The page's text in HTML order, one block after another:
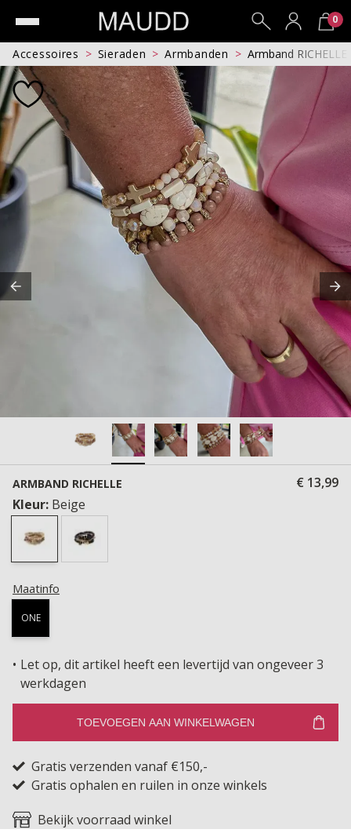
0
Accessoires Sieraden Armbanden Armband RICHELLE
ARMBAND RICHELLE
€ 13,99
Kleur: Beige
Maatinfo
ONE
Let op, dit artikel heeft een levertijd van ongeveer 3
werkdagen
TOEVOEGEN AAN WINKELWAGEN
Gratis verzenden vanaf €150,-
Gratis ophalen en ruilen in onze winkels
Bekijk voorraad winkel